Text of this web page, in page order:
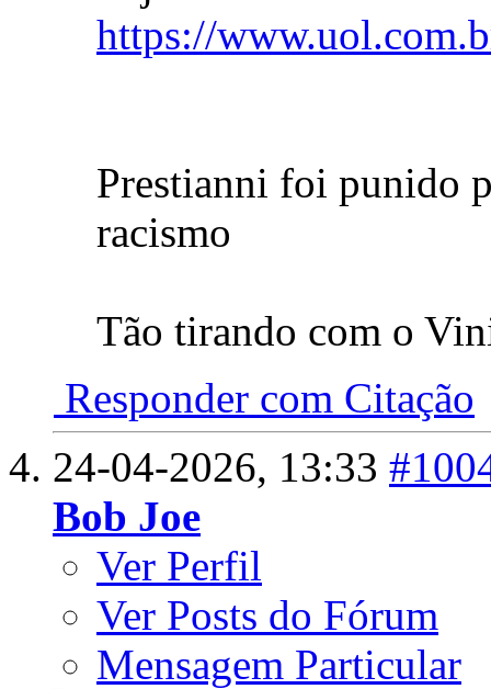
https://
Prestianni foi punido
racismo
Tão tirando com o
Responder com Citação
24-04-2026, 13:33
Bob Joe
Ver Perfil
Ver Posts do Fórum
Mensagem Particular